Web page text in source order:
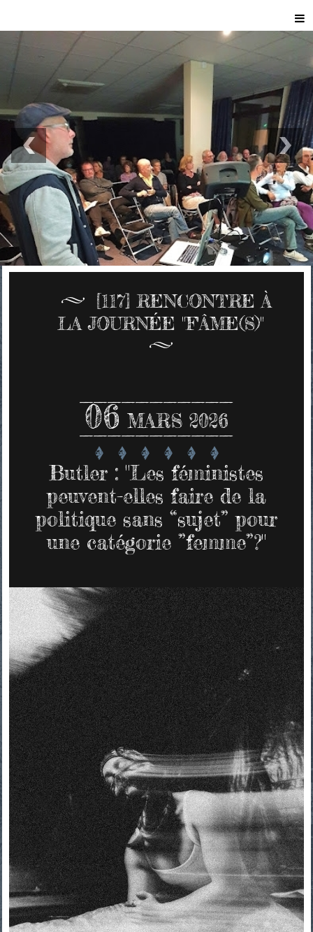
[117] RENCONTRE À
LA JOURNÉE "F'ÂME(S)"
06 MARS 2026
Butler : "Les féministes
peuvent-elles faire de la
politique sans “sujet” pour
une catégorie ”femme”?"